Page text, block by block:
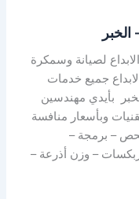
لصيانة وسمكرة
جميع خدمات
بأيدي مهندسين
وبأسعار منافسة
– برمجة –
– وزن أذرعة –